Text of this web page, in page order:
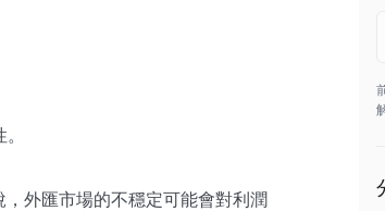
外匯市場的不穩定可能會對利潤